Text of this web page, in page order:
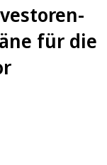
für die